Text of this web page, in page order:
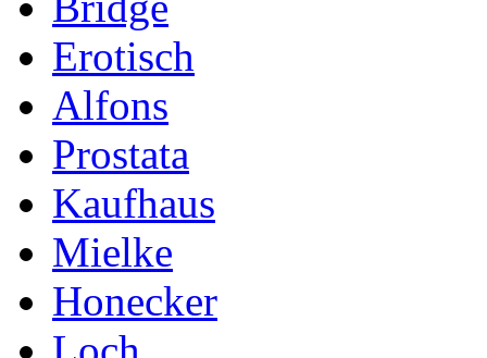
Erotisch
Alfons
Prostata
Kaufhaus
Mielke
Honecker